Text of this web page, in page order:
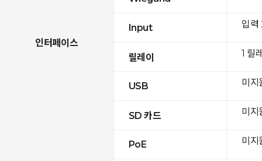
인터페이스
Input
릴레이
USB
SD 카드
PoE
입력
1 릴
미지
미지
미지